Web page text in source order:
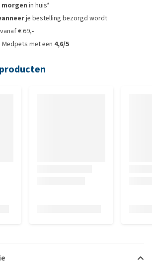
morgen in huis*
je bestelling bezorgd wordt
€ 69,-
met een 4,6/5